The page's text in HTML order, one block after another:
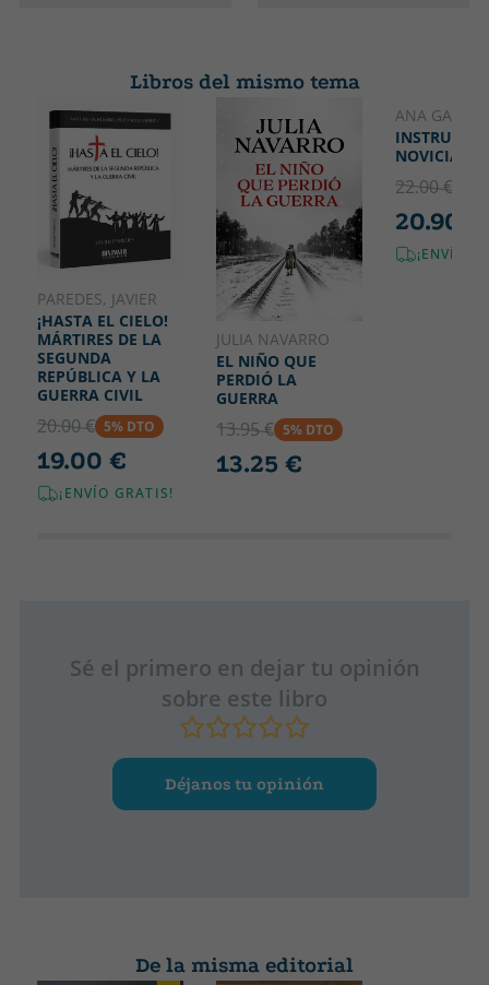
Libros del mismo tema
PAREDES, JAVIER
¡HASTA EL CIELO!
MÁRTIRES DE LA
SEGUNDA
REPÚBLICA Y LA
GUERRA CIVIL
20.00 € 5% DTO
19.00 €
¡ENVÍO GRATIS!
JULIA NAVARRO
EL NIÑO QUE
PERDIÓ LA
GUERRA
13.95 € 5% DTO
13.25 €
ANA
NOVICIAS
22.00 €
20.90 €
¡ENVÍO
Sé el primero en dejar tu opinión
sobre este libro
Déjanos tu opinión
De la misma editorial